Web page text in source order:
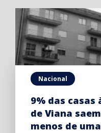
Nacional
9% das
de Viana
menos de